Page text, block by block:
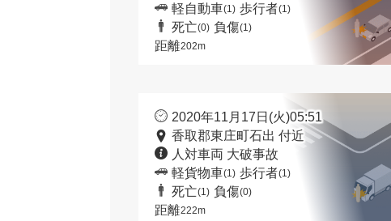
軽自動車(1) 歩行者(1)
死亡(0) 負傷(1)
距離202m
2020年11月17日(火)05:51
香取郡東庄町石出 付近
人対車両 大破事故
軽貨物車(1) 歩行者(1)
死亡(1) 負傷(0)
距離222m